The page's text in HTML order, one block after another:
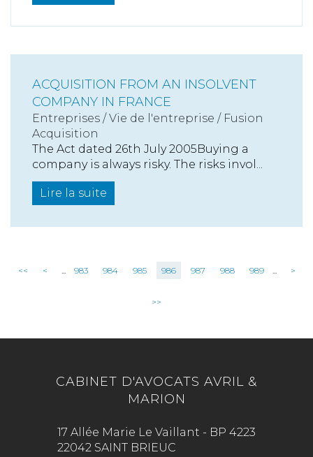
ACQUISITION FROM AN INSOLVENT
COMPANY IN FRANCE
Entreprises /Vie de l'entreprise / Fusion
Acquisition
The Act dated 26th July 2005Buying a
company is always risky. The risks invol...
Lire la suite
<< < ... 983 984 985 986 987 988 989 ... >
>>
CABINET D'AVOCATS AVRIL &
MARION
17 Allée Marie Le Vaillant - BP 4223
22042 SAINT BRIEUC